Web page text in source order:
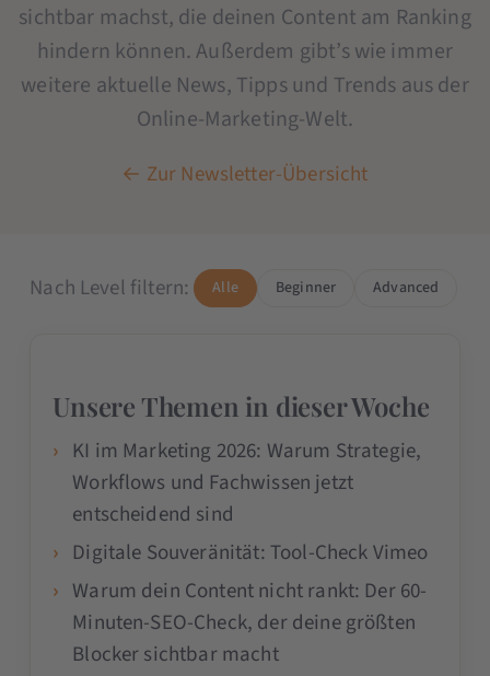
sichtbar machst, die deinen Content am Ranking
hindern können. Außerdem gibt’s wie immer
weitere aktuelle News, Tipps und Trends aus der
Online-Marketing-Welt.
← Zur Newsletter-Übersicht
Nach Level filtern: Alle Beginner Advanced
Unsere Themen in dieser Woche
KI im Marketing 2026: Warum Strategie,
Workflows und Fachwissen jetzt
entscheidend sind
Digitale Souveränität: Tool-Check Vimeo
Warum dein Content nicht rankt: Der 60-
Minuten-SEO-Check, der deine größten
Blocker sichtbar macht